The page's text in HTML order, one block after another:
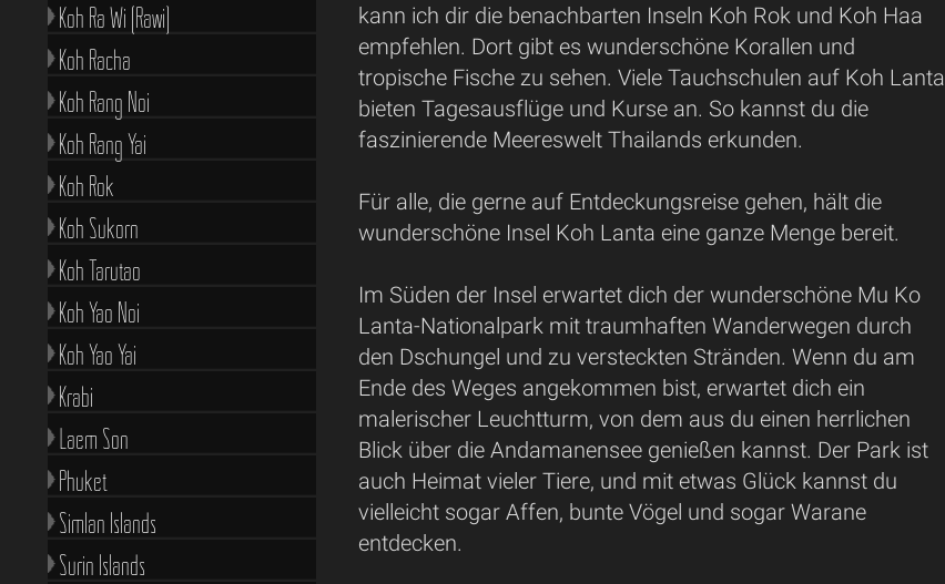
kann ich dir die benachbarten Inseln Koh Rok und Koh Haa
empfehlen. Dort gibt es wunderschöne Korallen und
tropische Fische zu sehen. Viele Tauchschulen auf Koh Lanta
bieten Tagesausflüge und Kurse an. So kannst du die
faszinierende Meereswelt Thailands erkunden.
Für alle, die gerne auf Entdeckungsreise gehen, hält die
wunderschöne Insel Koh Lanta eine ganze Menge bereit.
Im Süden der Insel erwartet dich der wunderschöne Mu Ko
Lanta-Nationalpark mit traumhaften Wanderwegen durch
den Dschungel und zu versteckten Stränden. Wenn du am
Ende des Weges angekommen bist, erwartet dich ein
malerischer Leuchtturm, von dem aus du einen herrlichen
Blick über die Andamanensee genießen kannst. Der Park ist
auch Heimat vieler Tiere, und mit etwas Glück kannst du
vielleicht sogar Affen, bunte Vögel und sogar Warane
entdecken.
Koh Ra Wi (Rawi)
Koh Racha
Koh Rang Noi
Koh Rang Yai
Koh Rok
Koh Sukorn
Koh Tarutao
Koh Yao Noi
Koh Yao Yai
Krabi
Laem Son
Phuket
Simlan Islands
Surin Islands